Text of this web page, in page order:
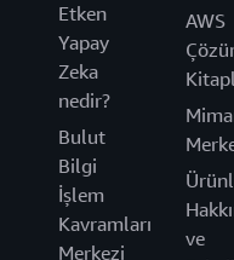
Etken
Yapay
Zeka
nedir?
Bulut
Bilgi
İşlem
Kavramları
Merkezi
AWS
ve